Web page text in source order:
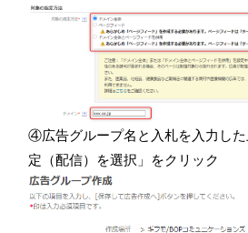
④広告グループ名と入札を入力し
定（配信）を選択」をクリック